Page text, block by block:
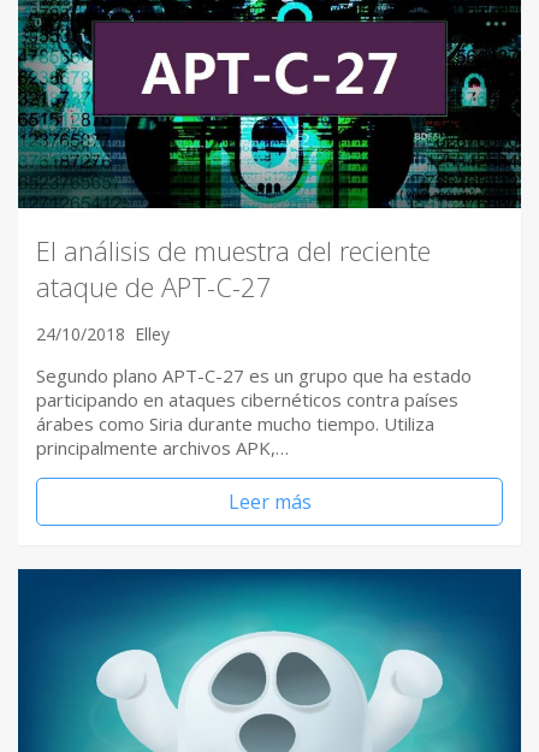
El análisis de muestra del reciente
ataque de APT-C-27
24/10/2018 Elley
Segundo plano APT-C-27 es un grupo que ha estado
participando en ataques cibernéticos contra países
árabes como Siria durante mucho tiempo. Utiliza
principalmente archivos APK,…
Leer más